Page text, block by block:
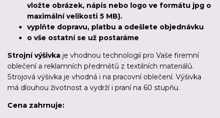
vložte obrázek, nápis nebo logo ve formátu jpg o
maximální velikosti 5 MB).
vyplňte dopravu, platbu a odešlete objednávku
o vše ostatní se už postaráme
Strojní výšivka je vhodnou technologií pro Vaše firemní
oblečení a reklamních předmětů z textilních materiálů.
Strojová výšivka je vhodná i na pracovní oblečení. Výšivka
má dlouhou životnost a vydrží i praní na 60 stupňu.
Cena zahrnuje: